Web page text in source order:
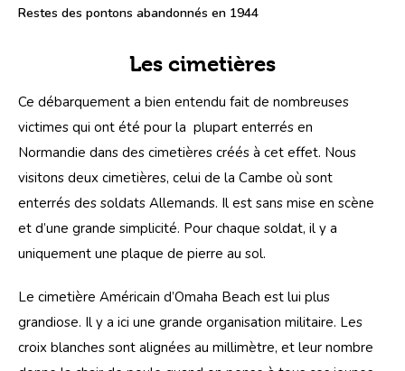
Restes des pontons abandonnés en 1944
Les cimetières
Ce débarquement a bien entendu fait de nombreuses
victimes qui ont été pour la  plupart enterrés en
Normandie dans des cimetières créés à cet effet. Nous
visitons deux cimetières, celui de la Cambe où sont
enterrés des soldats Allemands. Il est sans mise en scène
et d’une grande simplicité. Pour chaque soldat, il y a
uniquement une plaque de pierre au sol.
Le cimetière Américain d’Omaha Beach est lui plus
grandiose. Il y a ici une grande organisation militaire. Les
croix blanches sont alignées au millimètre, et leur nombre